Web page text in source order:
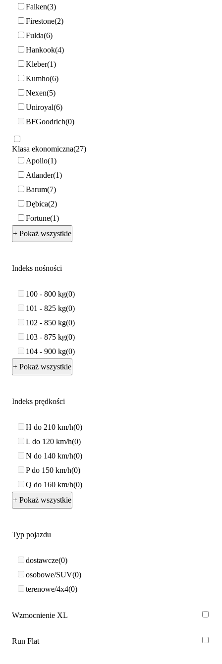
Falken 3
Firestone 2
Fulda 6
Hankook 4
Kleber 1
Kumho 6
Nexen 5
Uniroyal 6
BFGoodrich 0
Klasa ekonomiczna 27
Apollo 1
Atlander 1
Barum 7
Dębica 2
Fortune 1
+ Pokaż wszystkie
Indeks nośności
100 - 800 kg 0
101 - 825 kg 0
102 - 850 kg 0
103 - 875 kg 0
104 - 900 kg 0
+ Pokaż wszystkie
Indeks prędkości
H do 210 km/h 0
L do 120 km/h 0
N do 140 km/h 0
P do 150 km/h 0
Q do 160 km/h 0
+ Pokaż wszystkie
Typ pojazdu
dostawcze 0
osobowe/SUV 0
terenowe/4x4 0
Wzmocnienie XL
Run Flat